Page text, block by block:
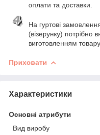
оплати та доставки.
На гуртові
(візерунку) потрібно
виготовленням товару.
Приховати
Характеристики
Основні атрибути
Вид виробу